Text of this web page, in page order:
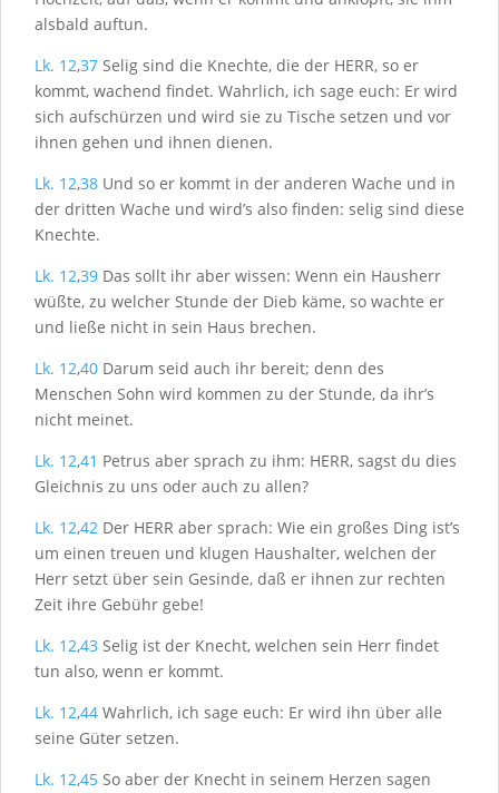
alsbald auftun.
Lk. 12,37 Selig sind die Knechte, die der HERR, so er
kommt, wachend findet. Wahrlich, ich sage euch: Er wird
sich aufschürzen und wird sie zu Tische setzen und vor
ihnen gehen und ihnen dienen.
Lk. 12,38 Und so er kommt in der anderen Wache und in
der dritten Wache und wird’s also finden: selig sind diese
Knechte.
Lk. 12,39 Das sollt ihr aber wissen: Wenn ein Hausherr
wüßte, zu welcher Stunde der Dieb käme, so wachte er
und ließe nicht in sein Haus brechen.
Lk. 12,40 Darum seid auch ihr bereit; denn des
Menschen Sohn wird kommen zu der Stunde, da ihr’s
nicht meinet.
Lk. 12,41 Petrus aber sprach zu ihm: HERR, sagst du dies
Gleichnis zu uns oder auch zu allen?
Lk. 12,42 Der HERR aber sprach: Wie ein großes Ding ist’s
um einen treuen und klugen Haushalter, welchen der
Herr setzt über sein Gesinde, daß er ihnen zur rechten
Zeit ihre Gebühr gebe!
Lk. 12,43 Selig ist der Knecht, welchen sein Herr findet
tun also, wenn er kommt.
Lk. 12,44 Wahrlich, ich sage euch: Er wird ihn über alle
seine Güter setzen.
Lk. 12,45 So aber der Knecht in seinem Herzen sagen